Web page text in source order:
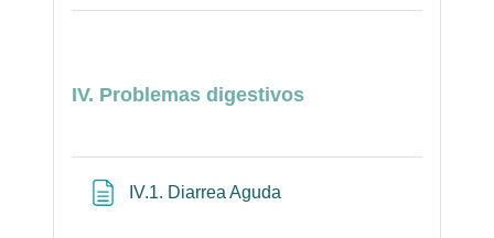
IV. Problemas digestivos
IV.1. Diarrea Aguda